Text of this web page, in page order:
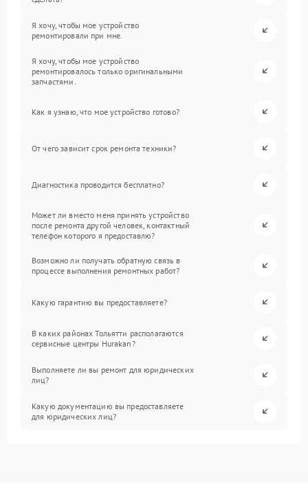
Я хочу, чтобы мое устройство
ремонтировали при мне.
Я хочу, чтобы мое устройство
ремонтировалось только оригинальными
запчастями.
Как я узнаю, что мое устройство готово?
От чего зависит срок ремонта техники?
Диагностика проводится бесплатно?
Может ли вместо меня принять устройство
после ремонта другой человек, контактный
телефон которого я предоставлю?
Возможно ли получать обратную связь в
процессе выполнения ремонтных работ?
Какую гарантию вы предоставляете?
В каких районах Тольятти располагаются
сервисные центры Hurakan?
Выполняете ли вы ремонт для юридических
лиц?
Какую документацию вы предоставляете
для юридических лиц?